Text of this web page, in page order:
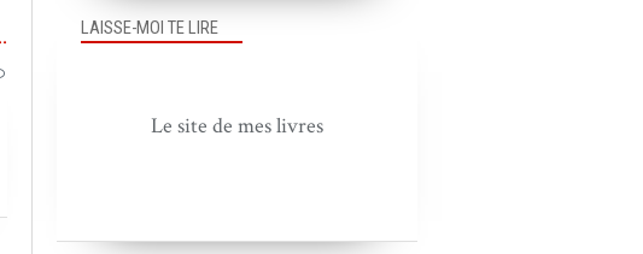
PUB EN FRANCE
LAISSE-MOI TE LIRE
Le site de mes livres